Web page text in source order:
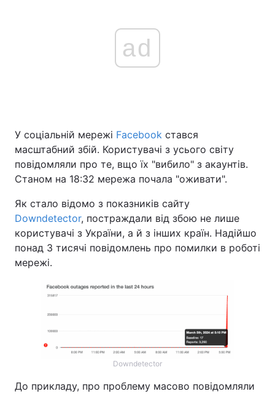
ad
У соціальній мережі Facebook стався
масштабний збій. Користувачі з усього світу
повідомляли про те, вщо їх "вибило" з акаунтів.
Станом на 18:32 мережа почала "оживати".
Як стало відомо з показників сайту
Downdetector, постраждали від збою не лише
користувачі з України, а й з інших країн. Надійшо
понад 3 тисячі повідомлень про помилки в роботі
мережі.
Downdetector
До прикладу, про проблему масово повідомляли